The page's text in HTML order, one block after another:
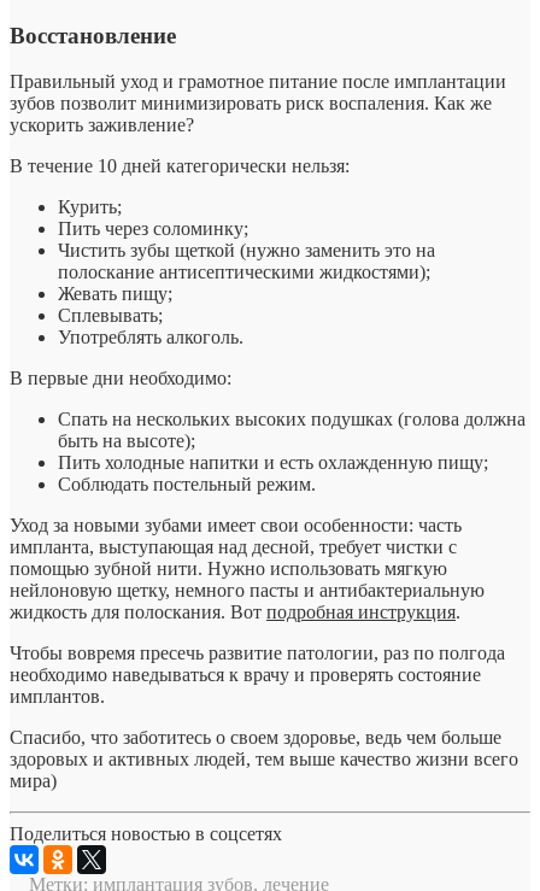
Восстановление
Правильный уход и грамотное питание после имплантации
зубов позволит минимизировать риск воспаления. Как же
ускорить заживление?
В течение 10 дней категорически нельзя:
Курить;
Пить через соломинку;
Чистить зубы щеткой (нужно заменить это на
полоскание антисептическими жидкостями);
Жевать пищу;
Сплевывать;
Употреблять алкоголь.
В первые дни необходимо:
Спать на нескольких высоких подушках (голова должна
быть на высоте);
Пить холодные напитки и есть охлажденную пищу;
Соблюдать постельный режим.
Уход за новыми зубами имеет свои особенности: часть
импланта, выступающая над десной, требует чистки с
помощью зубной нити. Нужно использовать мягкую
нейлоновую щетку, немного пасты и антибактериальную
жидкость для полоскания. Вот подробная инструкция.
Чтобы вовремя пресечь развитие патологии, раз по полгода
необходимо наведываться к врачу и проверять состояние
имплантов.
Спасибо, что заботитесь о своем здоровье, ведь чем больше
здоровых и активных людей, тем выше качество жизни всего
мира)
Поделиться новостью в соцсетях
Метки: имплантация зубов, лечение